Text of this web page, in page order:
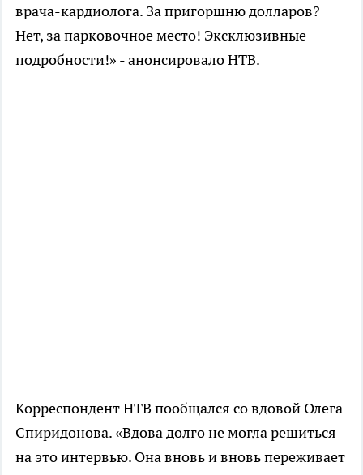
врача-кардиолога. За пригоршню долларов?
Нет, за парковочное место! Эксклюзивные
подробности!» - анонсировало НТВ.
Корреспондент НТВ пообщался со вдовой Олега
Спиридонова. «Вдова долго не могла решиться
на это интервью. Она вновь и вновь переживает